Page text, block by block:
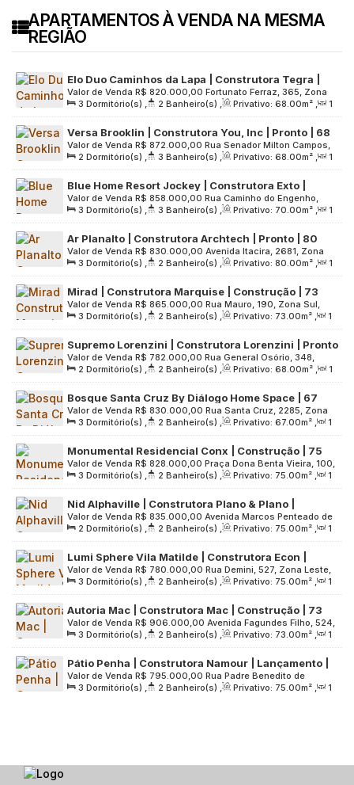
APARTAMENTOS À VENDA NA MESMA
REGIÃO
Elo Duo Caminhos da Lapa | Construtora Tegra |
Pronto para morar | 68 metros | 03 dormitórios |
suíte | 01 vaga
R$ 820.000,00
Valor de Venda
Fortunato Ferraz, 365, Zona
Oeste, 05093-000, Vila Anastácio, São Paulo, São Paulo,
Brasil
3 Dormitório(s) , 2 Banheiro(s) , Privativo: 68.00m² ,
1
Sala(s) , 1 Suíte(s) , 1 Vaga(s) , Útil: 68.00m² ,
Terreno:
10007.00m²
Versa Brooklin | Construtora You, Inc | Pronto | 68
metros | 02 suítes | lavabo | varanda | 01 vaga
R$ 872.000,00
Valor de Venda
Rua Senador Milton Campos,
175, Zona Sul, 04708-040, Santo Amaro, São Paulo, São
Paulo, Brasil
2 Dormitório(s) , 3 Banheiro(s) , Privativo: 68.00m² ,
1
Sala(s) , 2 Suíte(s) , 1 Vaga(s) , Útil: 68.00m² ,
Terreno:
2721.00m²
Blue Home Resort Jockey | Construtora Exto |
Pronto | 70 metros | 03 dormitórios | suíte | 01
vaga
R$ 858.000,00
Valor de Venda
Rua Caminho do Engenho,
480, Zona Oeste, 05524-000, Ferreira, São Paulo, São Paulo,
Brasil
3 Dormitório(s) , 3 Banheiro(s) , Privativo: 70.00m² ,
1
Sala(s) , 1 Suíte(s) , 1 Vaga(s) , Útil: 70.00m² ,
Terreno:
10000.00m²
Ar Planalto | Construtora Archtech | Pronto | 80
metros | 03 dormitórios | suíte | varanda | 01 vaga
R$ 830.000,00
Valor de Venda
Avenida Itacira, 2681, Zona
Sul, 04061-000, Planalto Paulista, São Paulo, São Paulo,
Brasil
3 Dormitório(s) , 2 Banheiro(s) , Privativo: 80.00m² ,
1
Sala(s) , 1 Suíte(s) , 1 Vaga(s) , Útil: 80.00m² ,
Terreno:
2044.00 m²
Mirad | Construtora Marquise | Construção | 73
metros | 03 dormitórios | suíte | varanda | 01 vaga
R$ 865.000,00
Valor de Venda
Rua Mauro, 190, Zona Sul,
04055-040, Saúde, São Paulo, São Paulo, Brasil
3 Dormitório(s) , 2 Banheiro(s) , Privativo: 73.00m² ,
1
Sala(s) , 1 Suíte(s) , 1 Vaga(s) , Útil: 73.00m² ,
Terreno:
1767.00m²
Supremo Lorenzini | Construtora Lorenzini | Pronto
| 68 metros | 02 dormitórios | suíte | varanda | 01
vaga
R$ 782.000,00
Valor de Venda
Rua General Osório, 348,
Grande São Paulo, 09541-320, Santa Paula, São Caetano do
Sul, São Paulo, Brasil
2 Dormitório(s) , 2 Banheiro(s) , Privativo: 68.00m² ,
1
Sala(s) , 1 Suíte(s) , 1 Vaga(s) , Útil: 68.00m² ,
Terreno:
820.00m²
Bosque Santa Cruz By Diálogo Home Space | 67
metros | 03 dormitórios | suíte | varanda | 01 vaga
R$ 830.000,00
Valor de Venda
Rua Santa Cruz, 2285, Zona
Sul, 04121-002, Vila Mariana, São Paulo, São Paulo, Brasil
3 Dormitório(s) , 2 Banheiro(s) , Privativo: 67.00m² ,
1
Sala(s) , 1 Suíte(s) , 1 Vaga(s) , Útil: 67.00m² ,
Terreno:
6255.00m²
Monumental Residencial Conx | Construção | 75
Metros | 03 Dormitórios | Suíte | Varanda | 01 Vaga
R$ 828.000,00
Valor de Venda
Praça Dona Benta Vieira, 100,
Zona Sul, 04750-010, Santo Amaro, São Paulo, São Paulo,
Brasil
3 Dormitório(s) , 2 Banheiro(s) , Privativo: 75.00m² ,
1
Sala(s) , 1 Suíte(s) , 1 Vaga(s) , Útil: 75.00m² ,
Terreno:
2060.00m²
Nid Alphaville | Construtora Plano & Plano |
Construção | 75 metros | 02 dormitórios | suíte |
varanda gourmet | 01 vaga
R$ 835.000,00
Valor de Venda
Avenida Marcos Penteado de
Ulhôa Rodrigues, 206, Grande São Paulo, 06460-040,
Tamboré, Barueri, São Paulo, Brasil
2 Dormitório(s) , 2 Banheiro(s) , Privativo: 75.00m² ,
1
Sala(s) , 1 Suíte(s) , 1 Vaga(s) , Útil: 75.00m² ,
Terreno:
15385 .00m²
Lumi Sphere Vila Matilde | Construtora Econ |
Construção | 75 metros | 03 dormitórios | suíte |
varanda gourmet | 01 vaga
R$ 780.000,00
Valor de Venda
Rua Demini, 527, Zona Leste,
03641-040, Penha de França, São Paulo, São Paulo, Brasil
3 Dormitório(s) , 2 Banheiro(s) , Privativo: 75.00m² ,
1
Sala(s) , 1 Suíte(s) , 1 Vaga(s) , Útil: 75.00m² ,
Terreno:
2200.00 m²
Autoria Mac | Construtora Mac | Construção | 73
metros | 03 dormitórios | suíte | varanda gourmet |
01 vaga
R$ 906.000,00
Valor de Venda
Avenida Fagundes Filho, 524,
Zona Sul, 04304-000, Vila Monte Alegre, São Paulo, São
Paulo, Brasil
3 Dormitório(s) , 2 Banheiro(s) , Privativo: 73.00m² ,
1
Sala(s) , 1 Suíte(s) , 1 Vaga(s) , Útil: 73.00m² ,
Terreno:
2200.00m²
Pátio Penha | Construtora Namour | Lançamento |
75 metros | 03 dormitórios | suíte | varanda
gourmet | 01 vaga
R$ 795.000,00
Valor de Venda
Rua Padre Benedito de
Camargo, 181, Zona Leste, 03604-010, Penha de França, São
3 Dormitório(s) , 2 Banheiro(s) , Privativo: 75.00m² ,
1